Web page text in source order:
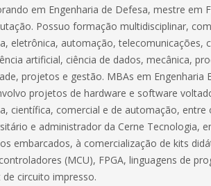
em Engenharia de Defesa, mestre em
Possuo formação multidisciplinar,
eletrônica, automação,
artificial, ciência de dados, mecânica,
projetos e gestão. MBAs em Engenharia
projetos de hardware e software
científica, comercial e de automação,
e administrador da Cerne Tecnologia,
embarcados, à comercialização de kits
(MCU), FPGA, linguagens de
de circuito impresso.